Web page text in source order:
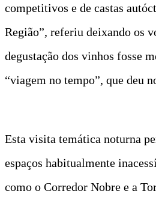
competitivos e de castas
Região”, referiu deixando os
degustação dos vinhos fosse
“viagem no tempo”, que deu
Esta visita temática noturna
espaços habitualmente
como o Corredor Nobre e a